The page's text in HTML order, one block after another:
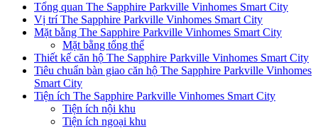
Tổng quan The Sapphire Parkville Vinhomes Smart City
Vị trí The Sapphire Parkville Vinhomes Smart City
Mặt bằng The Sapphire Parkville Vinhomes Smart City
Mặt bằng tổng thể
Thiết kế căn hộ The Sapphire Parkville Vinhomes Smart City
Tiêu chuẩn bàn giao căn hộ The Sapphire Parkville Vinhomes
Smart City
Tiện ích The Sapphire Parkville Vinhomes Smart City
Tiện ích nội khu
Tiện ích ngoại khu